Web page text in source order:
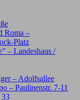
Roma –
Platz
– Landeshaus /
– Adolfsallee
– Paulinenstr. 7-11
33